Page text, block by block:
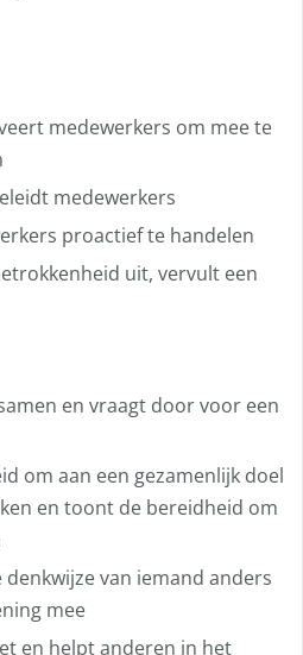
medewerkers om mee te
medewerkers
proactief te handelen
uit, vervult een
en vraagt door voor een
om aan een gezamenlijk doel
en toont de bereidheid om
van iemand anders
mee
en helpt anderen in het